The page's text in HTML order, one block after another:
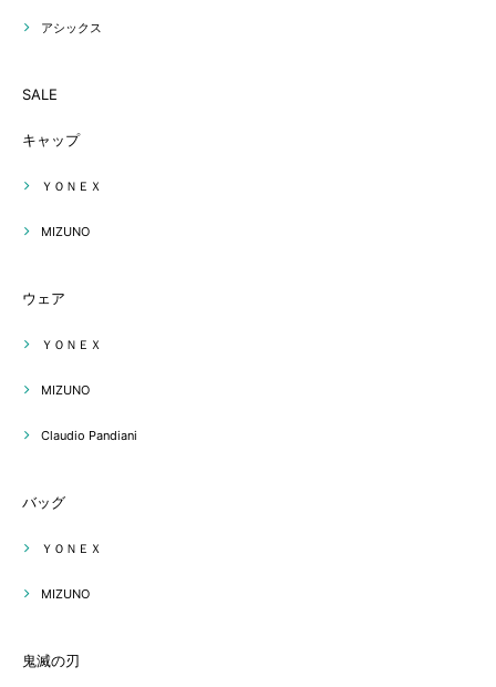
アシックス
SALE
キャップ
ＹＯＮＥＸ
MIZUNO
ウェア
ＹＯＮＥＸ
MIZUNO
Claudio Pandiani
バッグ
ＹＯＮＥＸ
MIZUNO
鬼滅の刃